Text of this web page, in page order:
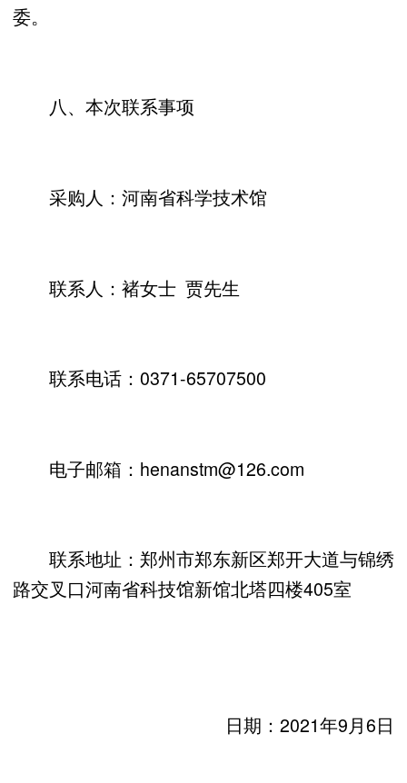
委。
八、本次联系事项
采购人：河南省科学技术馆
联系人：褚女士 贾先生
联系电话：0371-65707500
电子邮箱：henanstm@126.com
联系地址：郑州市郑东新区郑开大道与锦绣
路交叉口河南省科技馆新馆北塔四楼405室
日期：2021年9月6日